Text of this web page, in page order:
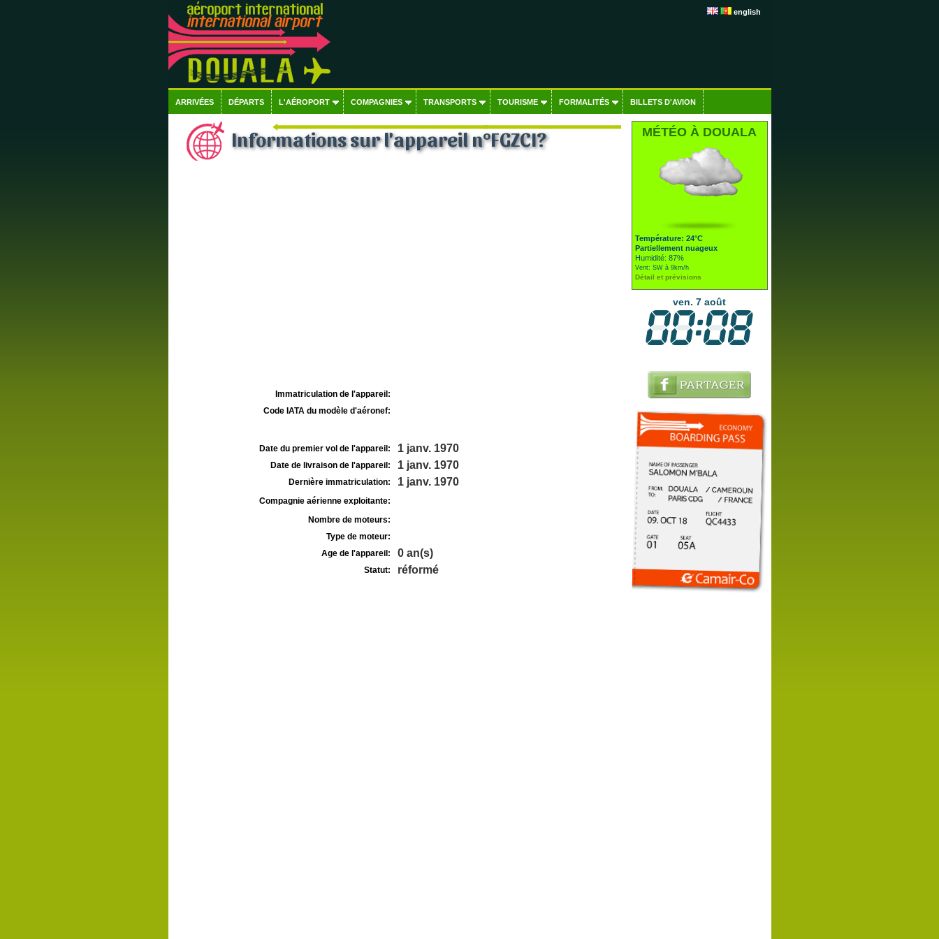
english
ARRIVÉES DÉPARTS L'AÉROPORT COMPAGNIES TRANSPORTS TOURISME FORMALITÉS BILLETS D'AVION
Informations sur l'appareil n°FGZCI?
Immatriculation de l'appareil:
Code IATA du modèle d'aéronef:
Date du premier vol de l'appareil: 1 janv. 1970
Date de livraison de l'appareil: 1 janv. 1970
Dernière immatriculation: 1 janv. 1970
Compagnie aérienne exploitante:
Nombre de moteurs:
Type de moteur:
Age de l'appareil:
0 an(s)
Statut: réformé
MÉTÉO À DOUALA
Température: 24°C
Partiellement nuageux
Humidité: 87%
Vent: SW à 9km/h
Détail et prévisions
ven. 7 août